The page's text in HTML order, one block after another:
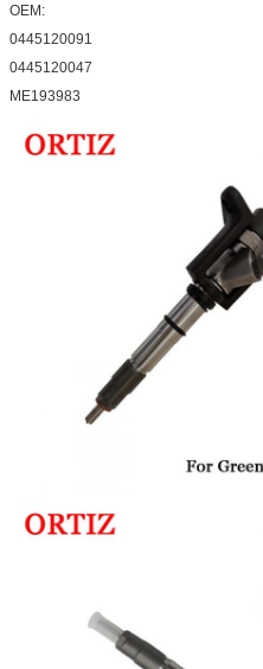
OEM:
0445120091
0445120047
ME193983